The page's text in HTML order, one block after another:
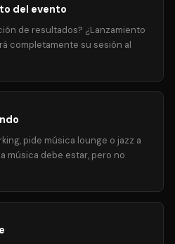
del evento
de resultados? ¿Lanzamiento
completamente su sesión al
pide música lounge o jazz a
música debe estar, pero no